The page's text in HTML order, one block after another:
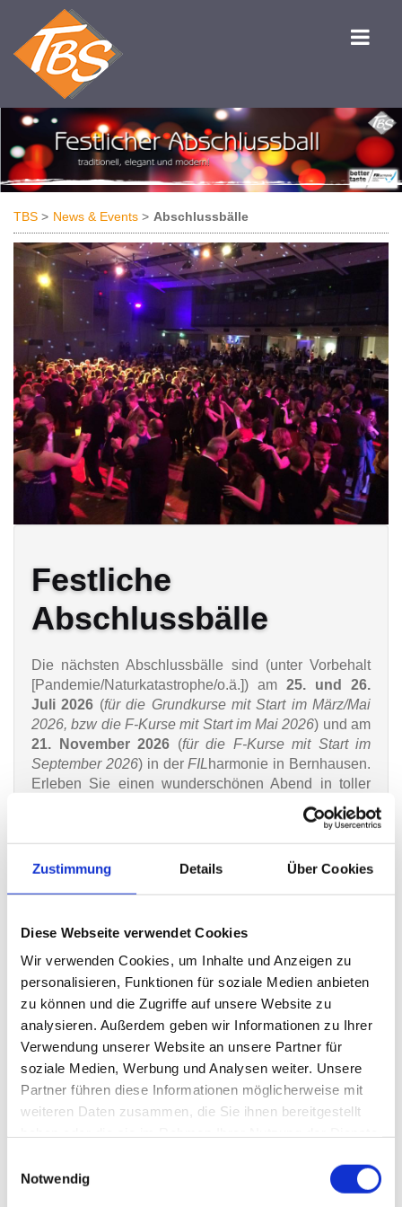
Zustimmung Details Über Cookies
Diese Webseite verwendet Cookies
Wir verwenden Cookies, um Inhalte und Anzeigen zu
personalisieren, Funktionen für soziale Medien anbieten
zu können und die Zugriffe auf unsere Website zu
analysieren. Außerdem geben wir Informationen zu Ihrer
Verwendung unserer Website an unsere Partner für
soziale Medien, Werbung und Analysen weiter. Unsere
Partner führen diese Informationen möglicherweise mit
weiteren Daten zusammen, die Sie ihnen bereitgestellt
Notwendig
TBS News & Events Abschlussbälle
Festliche
Abschlussbälle
Die nächsten Abschlussbälle sind (unter Vorbehalt
[Pandemie/Naturkatastrophe/o.ä.]) am 25. und 26.
Juli 2026 (für die Grundkurse mit Start im März/Mai
2026, bzw die F-Kurse mit Start im Mai 2026) und am
21. November 2026 (für die F-Kurse mit Start im
September 2026) in derFILharmonie in Bernhausen.
Erleben Sie einen wunderschönen Abend in toller
Atmosphäre. Für die passende musikalische
Begleitung sorgt eine Top-Live-Band und das Team
von "better taste / Catering Experts" lässt keine
kulinarischen Wünsche offen.
Für Grundkurs-Schüler bzw. deren Eltern:
Kartenvorverkauf für alle Gäste:
04.07.26 0:00 Uhr
Weitere Infos zum Kartenvorverkauf erhalten Sie im
Büro unter 0711-226 40 41
von uns direkt über die bei der Anmeldung
angegebenen e-mail-Adresse informiert, sollten